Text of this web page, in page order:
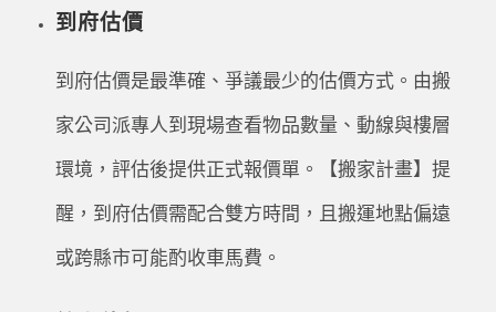
到府估價
到府估價是最準確、爭議最少的估價方式。由搬
家公司派專人到現場查看物品數量、動線與樓層
環境，評估後提供正式報價單。【搬家計畫】提
醒，到府估價需配合雙方時間，且搬運地點偏遠
或跨縣市可能酌收車馬費。